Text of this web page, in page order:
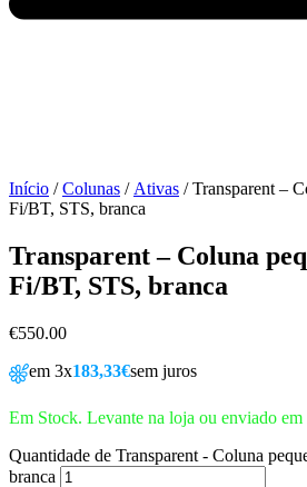
Início /Colunas / Ativas / Transparent –
Fi/BT, STS, branca
Transparent – Coluna
Fi/BT, STS, branca
€550.00
em 3x183,33€sem juros
Em Stock. Levante na loja ou enviado em
Quantidade de Transparent - Coluna
branca